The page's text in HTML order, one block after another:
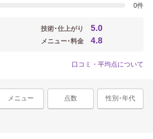
0
技術･仕上がり 5.0
メニュー･料金 4.8
口コミ・平均点について
メニュー 点数 性別･年代